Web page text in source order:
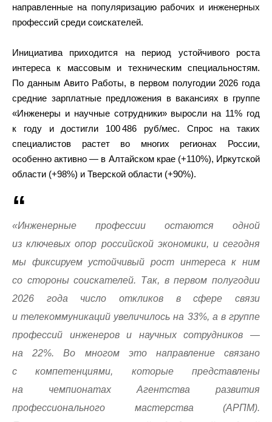
направленные на популяризацию рабочих и инженерных
профессий среди соискателей.
Инициатива приходится на период устойчивого роста
интереса к массовым и техническим специальностям.
По данным Авито Работы, в первом полугодии 2026 года
средние зарплатные предложения в вакансиях в группе
«Инженеры и научные сотрудники» выросли на 11% год
к году и достигли 100 486 руб/мес. Спрос на таких
специалистов растет во многих регионах России,
особенно активно — в Алтайском крае (+110%), Иркутской
области (+98%) и Тверской области (+90%).
«Инженерные профессии остаются одной
из ключевых опор российской экономики, и сегодня
мы фиксируем устойчивый рост интереса к ним
со стороны соискателей. Так, в первом полугодии
2026 года число откликов в сфере связи
и телекоммуникаций увеличилось на 33%, а в группе
профессий инженеров и научных сотрудников —
на 22%. Во многом это направление связано
с компетенциями, которые представлены
на чемпионатах Агентства развития
профессионального мастерства (АРПМ).